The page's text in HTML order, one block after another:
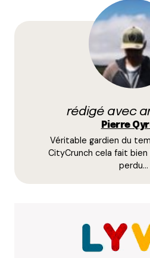
Votre adresse e-mail ne sera
champs obligatoires sont
E-mail*
Prévenez-moi de tous les
rédigé avec
Pierre
Véritable gardien du
CityCrunch cela fait bien
perdu…